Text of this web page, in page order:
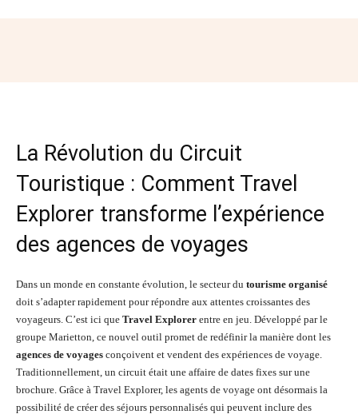
La Révolution du Circuit
Touristique : Comment Travel
Explorer transforme l’expérience
des agences de voyages
Dans un monde en constante évolution, le secteur du tourisme organisé
doit s’adapter rapidement pour répondre aux attentes croissantes des
voyageurs. C’est ici que Travel Explorer entre en jeu. Développé par le
groupe Marietton, ce nouvel outil promet de redéfinir la manière dont les
agences de voyages conçoivent et vendent des expériences de voyage.
Traditionnellement, un circuit était une affaire de dates fixes sur une
brochure. Grâce à Travel Explorer, les agents de voyage ont désormais la
possibilité de créer des séjours personnalisés qui peuvent inclure des